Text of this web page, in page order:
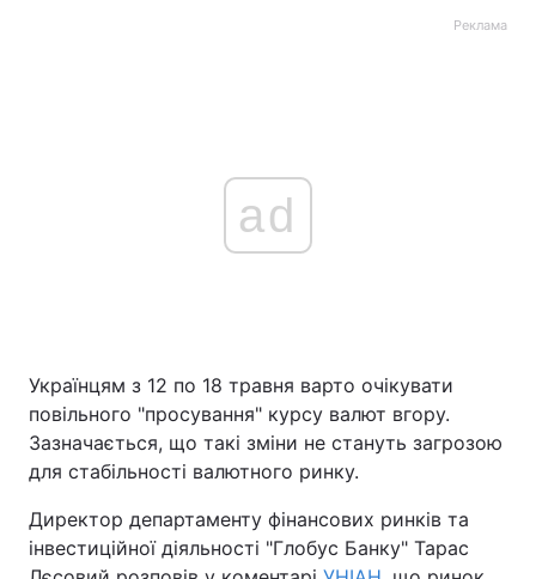
Реклама
ad
Українцям з 12 по 18 травня варто очікувати
повільного "просування" курсу валют вгору.
Зазначається, що такі зміни не стануть загрозою
для стабільності валютного ринку.
Директор департаменту фінансових ринків та
інвестиційної діяльності "Глобус Банку" Тарас